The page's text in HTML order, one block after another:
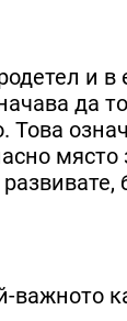
и
да
Това
важното